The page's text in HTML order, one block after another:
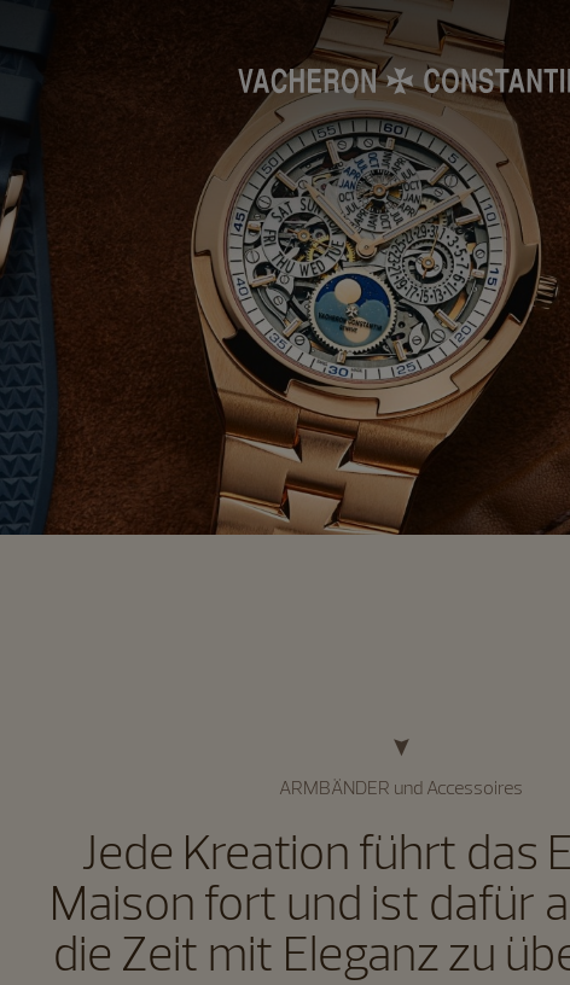
ARMBÄNDER und Accessoires
Jede Kreation führt das
Maison fort und ist dafür
die Zeit mit Eleganz zu